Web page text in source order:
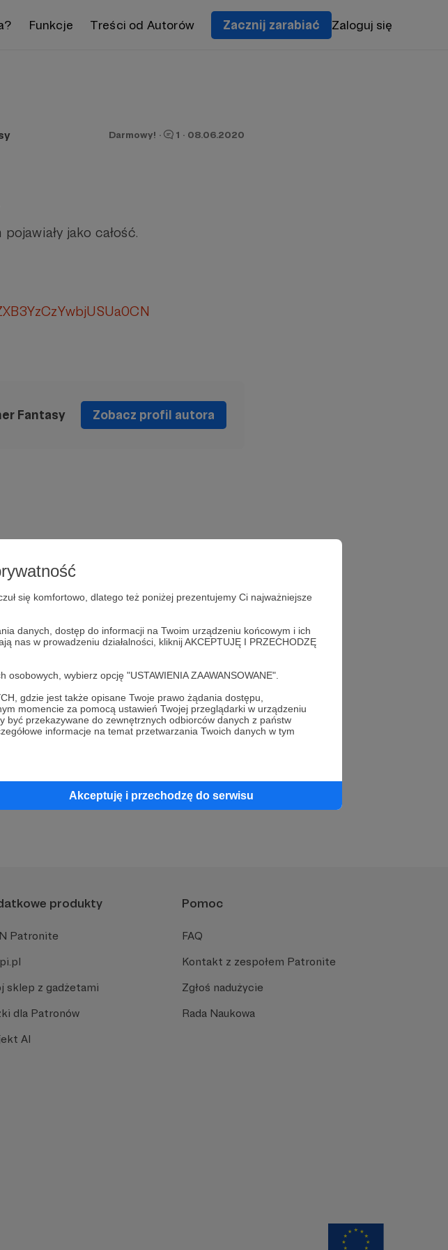
się komfortowo, dlatego też poniżej prezentujemy Ci najważniejsze
danych, dostęp do informacji na Twoim urządzeniu końcowym i ich
nas w prowadzeniu działalności, kliknij AKCEPTUJĘ I PRZECHODZĘ
wybierz opcję "USTAWIENIA ZAAWANSOWANE".
gdzie jest także opisane Twoje prawo żądania dostępu,
momencie za pomocą ustawień Twojej przeglądarki w urządzeniu
być przekazywane do zewnętrznych odbiorców danych z państw
informacje na temat przetwarzania Twoich danych w tym
Akceptuję i przechodzę do serwisu
Funkcje Treści od Autorów Zacznij zarabiać Zaloguj się
Darmowy! · 1 · 08.06.2020
jako całość.
Fantasy Zobacz profil autora
produkty
Patronite
sklep z gadżetami
dla Patronów
AI
Pomoc
FAQ
Kontakt z zespołem Patronite
Zgłoś nadużycie
Rada Naukowa